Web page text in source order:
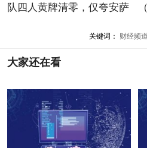
队四人黄牌清零，仅夸安萨
关键词： 财经频道
大家还在看